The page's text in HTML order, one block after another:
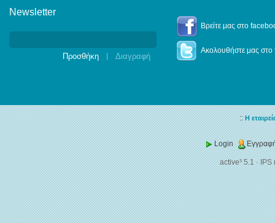
Newsletter
Βρείτε μας στο
Ακολουθήστε μας στο
::Η
Login
active³ 5.1·IPS